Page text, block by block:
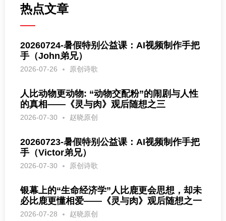
热点文章
20260724-暑假特别公益课：AI视频制作手把
手（John弟兄）
2026-07-26 原创诗歌
人比动物更动物: “动物交配粉”的闹剧与人性
的真相——《灵与肉》观后随想之三
2026-07-30 赵晓原创
20260723-暑假特别公益课：AI视频制作手把
手（Victor弟兄）
2026-07-30 原创诗歌
银幕上的“生命经济学”人比鹿更会思想，却未
必比鹿更懂相爱——《灵与肉》观后随想之一
2026-07-28 赵晓原创